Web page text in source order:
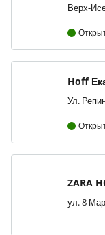
Hoff
ZARA
ул. 8